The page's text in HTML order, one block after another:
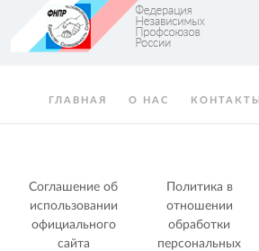
ГЛАВНАЯ О НАС КОНТАКТЫ
Соглашение об
использовании
официального
сайта
Политика в
отношении
обработки
персональных